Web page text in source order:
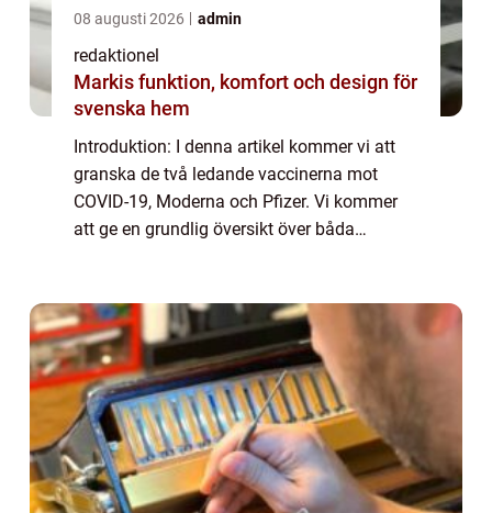
08 augusti 2026 admin
redaktionel
Markis funktion, komfort och design för
svenska hem
Introduktion: I denna artikel kommer vi att
granska de två ledande vaccinerna mot
COVID-19, Moderna och Pfizer. Vi kommer
att ge en grundlig översikt över båda
...